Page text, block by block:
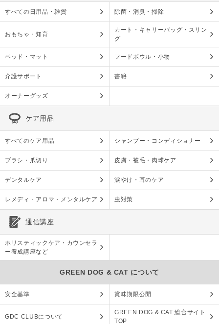
すべての日用品・雑貨 除菌・消臭・掃除
おもちゃ・知育
カート・キャリーバッグ・スリン
グ
ベッド・マット フードボウル・小物
介護サポート 書籍
オーナーグッズ
ケア用品
すべてのケア用品 シャンプー・コンディショナー
ブラシ・爪切り 皮膚・被毛・肉球ケア
デンタルケア 涙やけ・耳のケア
レメディ・アロマ・メンタルケア 虫対策
通信講座
ホリスティックケア・カウンセラ
ー養成講座など
GREEN DOG & CAT について
安全基準 賞味期限公開
GDC CLUBについて
GREEN DOG & CAT 総合サイト
TOP